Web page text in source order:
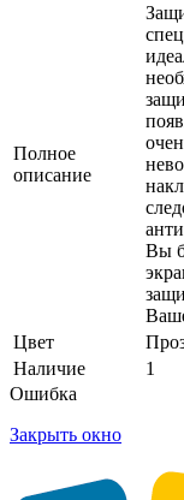
Полное
описание
Вы
Цвет
Наличие
1
Ошибка
Закрыть окно